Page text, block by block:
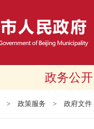
政务公开
> 政策服务 > 政府文件